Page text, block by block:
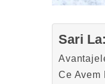
Sari La:
Ce Avem